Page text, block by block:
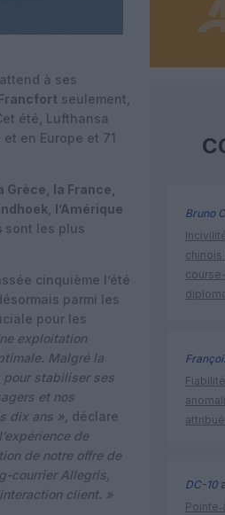
à ses
seulement,
été, Lufthansa
en Europe et 71
Grèce, la France,
l’Amérique
sont les plus
cinquième l’été
parmi les
pour les
exploitation
Malgré la
pour stabiliser ses
et nos
dix ans », déclare
de
de notre offre de
courrier Allegris,
client. »
Bruno C
DC-10